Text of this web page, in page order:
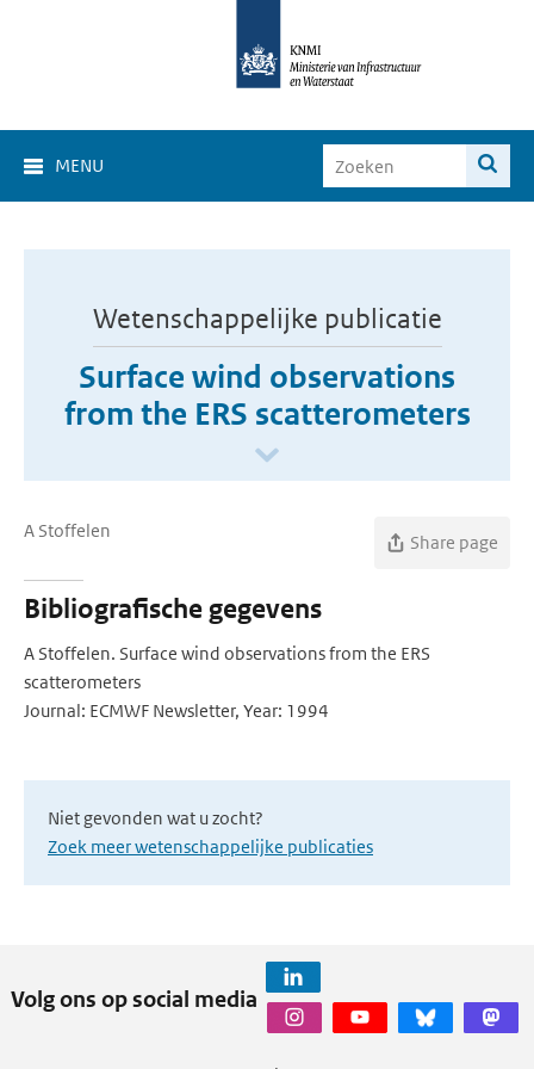
MENU
Wetenschappelijke publicatie
Surface wind observations
from the ERS scatterometers
A Stoffelen
Share page
Bibliografische gegevens
A Stoffelen. Surface wind observations from the ERS
scatterometers
Journal: ECMWF Newsletter, Year: 1994
Niet gevonden wat u zocht?
Zoek meer wetenschappelijke publicaties
Volg ons op social media